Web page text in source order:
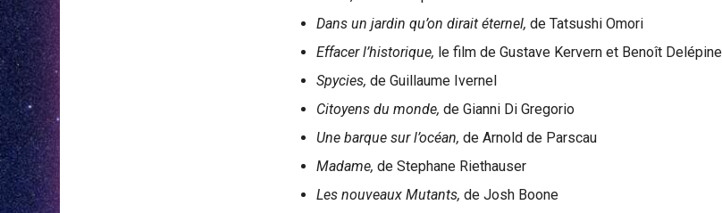
Dans un jardin qu’on dirait éternel, de Tatsushi Omori
Effacer l’historique, le film de Gustave Kervern et Benoît Delépine
Spycies, de Guillaume Ivernel
Citoyens du monde, de Gianni Di Gregorio
Une barque sur l’océan, de Arnold de Parscau
Madame, de Stephane Riethauser
Les nouveaux Mutants, de Josh Boone